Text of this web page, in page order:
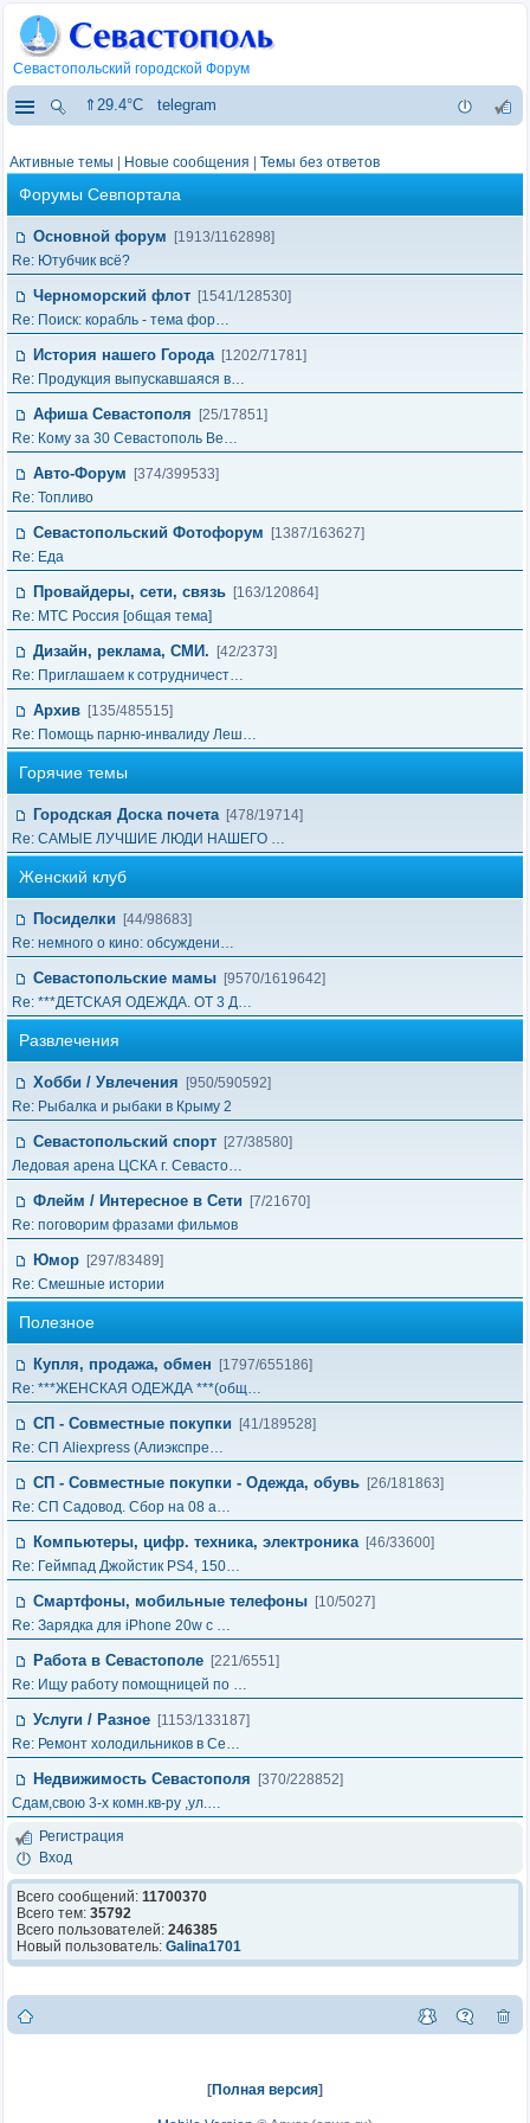
Севастопольский городской Форум
⇑29.4°C telegram
Активные темы Новые сообщения Темы без ответов
Форумы Севпортала
Основной форум
[1913/1162898]
Re: Ютубчик всё?
Черноморский флот [1541/128530]
Re: Поиск: корабль - тема фор…
История нашего Города [1202/71781]
Re: Продукция выпускавшаяся в…
Афиша Севастополя
[25/17851]
Re: Кому за 30 Севастополь Ве…
Авто-Форум
[374/399533]
Re: Топливо
Севастопольский Фотофорум
[1387/163627]
Re: Еда
Провайдеры, сети, связь [163/120864]
Re: МТС Россия [общая тема]
Дизайн, реклама, СМИ.
[42/2373]
Re: Приглашаем к сотрудничест…
Архив [135/485515]
Re: Помощь парню-инвалиду Леш…
Горячие темы
Городская Доска почета [478/19714]
Re: САМЫЕ ЛУЧШИЕ ЛЮДИ НАШЕГО …
Женский клуб
Посиделки
[44/98683]
Re: немного о кино: обсуждени…
Севастопольские мамы [9570/1619642]
Re: ***ДЕТСКАЯ ОДЕЖДА. ОТ 3 Д…
Развлечения
Хобби / Увлечения
[950/590592]
Re: Рыбалка и рыбаки в Крыму 2
Севастопольский спорт [27/38580]
Ледовая арена ЦСКА г. Севасто…
Флейм / Интересное в Cети
[7/21670]
Re: поговорим фразами фильмов
Юмор [297/83489]
Re: Смешные истории
Полезное
Купля, продажа, обмен
[1797/655186]
Re: ***ЖЕНСКАЯ ОДЕЖДА ***(общ…
СП - Совместные покупки
[41/189528]
Re: СП Aliexpress (Алиэкспре…
СП - Совместные покупки - Одежда, обувь [26/181863]
Re: СП Садовод. Сбор на 08 а…
Компьютеры, цифр. техника, электроника [46/33600]
Re: Геймпад Джoйcтик PS4, 150…
Смартфоны, мобильные телефоны [10/5027]
Re: Зарядка для iPhone 20w с …
Работа в Севастополе [221/6551]
Re: Ищу работу помощницей по …
Услуги / Разное [1153/133187]
Re: Ремонт холодильников в Се…
Недвижимость Севастополя
[370/228852]
Сдам,свою 3-х комн.кв-ру ,ул.…
Регистрация
Вход
Всего сообщений: 11700370
Всего тем: 35792
Всего пользователей: 246385
Новый пользователь: Galina1701
[Полная версия]